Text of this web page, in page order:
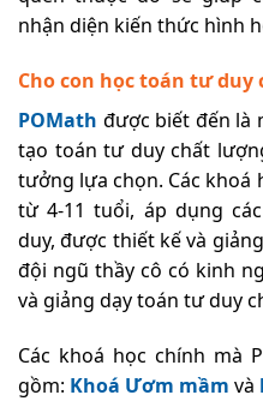
nhận diện kiến thức hình
Cho con học toán tư duy
POMath được biết đến là
tạo toán tư duy chất
tưởng lựa chọn. Các khoá
từ 4-11 tuổi, áp dụng
duy, được thiết kế và
đội ngũ thầy cô có kinh
và giảng dạy toán tư duy
Các khoá học chính mà
gồm: Khoá Ươm mầm và